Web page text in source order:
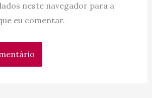
neste navegador para a
eu comentar.